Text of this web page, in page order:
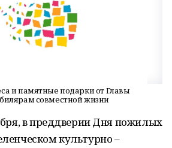
и памятные подарки от Главы
совместной жизни
в преддверии Дня пожилых
культурно –